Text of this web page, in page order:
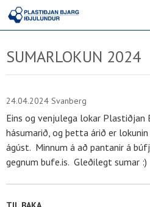
SUMARLOKUN 2024
24.04.2024 Svanberg
Eins og venjulega lokar Plastiðjan
hásumarið, og þetta árið er
ágúst. Minnum á að pantanir á
gegnum bufe.is. Gleðilegt sumar :)